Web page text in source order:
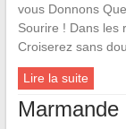
vous Donnons
Sourire ! Dans les
Croiserez sans
Lire la suite
Marmande